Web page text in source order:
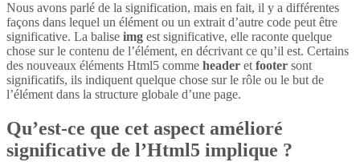
Nous avons parlé de la signification, mais en fait, il y a différentes
façons dans lequel un élément ou un extrait d’autre code peut être
significative. La balise img est significative, elle raconte quelque
chose sur le contenu de l’élément, en décrivant ce qu’il est. Certains
des nouveaux éléments Html5 comme header et footer sont
significatifs, ils indiquent quelque chose sur le rôle ou le but de
l’élément dans la structure globale d’une page.
Qu’est-ce que cet aspect amélioré
significative de l’Html5 implique ?